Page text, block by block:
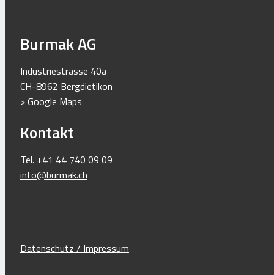
Burmak AG
Industriestrasse 40a
CH-8962 Bergdietikon
> Google Maps
Kontakt
Tel. +41 44 740 09 09
info@burmak.ch
Datenschutz / Impressum